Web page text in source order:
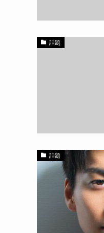
話題
話題